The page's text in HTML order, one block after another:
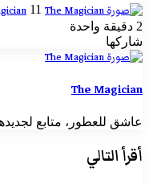
أرسل 11 فبراير، 2022
2 دقيقة واحدة
فيسبوك
‫X
بينتيريست
واتساب
تيلقرام
شاركها
فيسبوك
‫X
لينكدإن
بينتيريست
Odnoklassniki
‫Pocket
مشاركة
البريد
طباعة
The Magician
عاشق للعطور، متابع
أقرأ التالي